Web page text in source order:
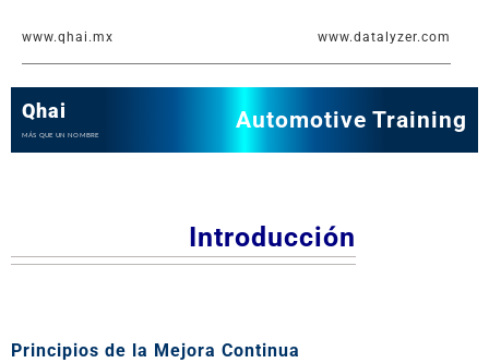
www.qhai.mx www.datalyzer.com
Qhai
MÁS QUE UN NOMBRE
Automotive Training
Introducción
Principios de la Mejora Continua